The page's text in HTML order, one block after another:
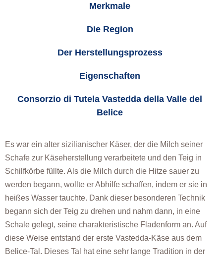
Merkmale
Die Region
Der Herstellungsprozess
Eigenschaften
Consorzio di Tutela Vastedda della Valle del
Belice
Es war ein alter sizilianischer Käser, der die Milch seiner
Schafe zur Käseherstellung verarbeitete und den Teig in
Schilfkörbe füllte. Als die Milch durch die Hitze sauer zu
werden begann, wollte er Abhilfe schaffen, indem er sie in
heißes Wasser tauchte. Dank dieser besonderen Technik
begann sich der Teig zu drehen und nahm dann, in eine
Schale gelegt, seine charakteristische Fladenform an. Auf
diese Weise entstand der erste Vastedda-Käse aus dem
Belice-Tal. Dieses Tal hat eine sehr lange Tradition in der